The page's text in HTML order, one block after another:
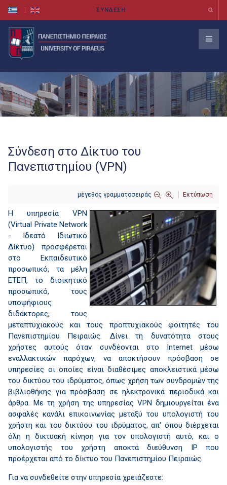
Σύνδεση στο Δίκτυο του
Πανεπιστημίου (VPN)
μέγεθος γραμματοσειράς Εκτύπωση
H υπηρεσία VPN
(Virtual Private Network
- Ιδεατό Ιδιωτικό
Δίκτυο) προσφέρεται
στο Εκπαιδευτικό
προσωπικό, τα μέλη
ΕΤΕΠ, το διοικητικό
προσωπικό, τους
υποψήφιους
διδάκτορες, τους
μεταπτυχιακούς και τους προπτυχιακούς φοιτητές του
Πανεπιστημίου Πειραιώς. Δίνει τη δυνατότητα στους
χρήστες αυτούς όταν συνδέονται στο Internet μέσω
εναλλακτικών παρόχων, να αποκτήσουν πρόσβαση σε
υπηρεσίες οι οποίες είναι διαθέσιμες αποκλειστικά μέσω
του δικτύου του ιδρύματος, όπως χρήση των συνδρομών της
βιβλιοθήκης για πρόσβαση σε ηλεκτρονικά περιοδικά και
άρθρα. Με τη χρήση της υπηρεσίας VPN δημιουργείται ένα
ασφαλές κανάλι επικοινωνίας μεταξύ του υπολογιστή του
χρήστη και του δικτύου του ιδρύματος, απ' όπου διέρχεται
όλη η δικτυακή κίνηση για τον υπολογιστή αυτό, και ο
υπολογιστής του χρήστη αποκτά διεύθυνση IP που
προέρχεται από το δίκτυο του Πανεπιστημίου Πειραιώς.
Για να συνδεθείτε στην υπηρεσία χρειάζεστε: